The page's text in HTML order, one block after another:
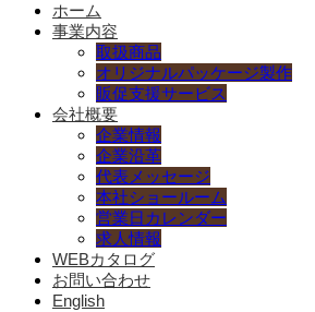
ホーム
事業内容
取扱商品
オリジナルパッケージ製作
販促支援サービス
会社概要
企業情報
企業沿革
代表メッセージ
本社ショールーム
営業日カレンダー
求人情報
WEBカタログ
お問い合わせ
English